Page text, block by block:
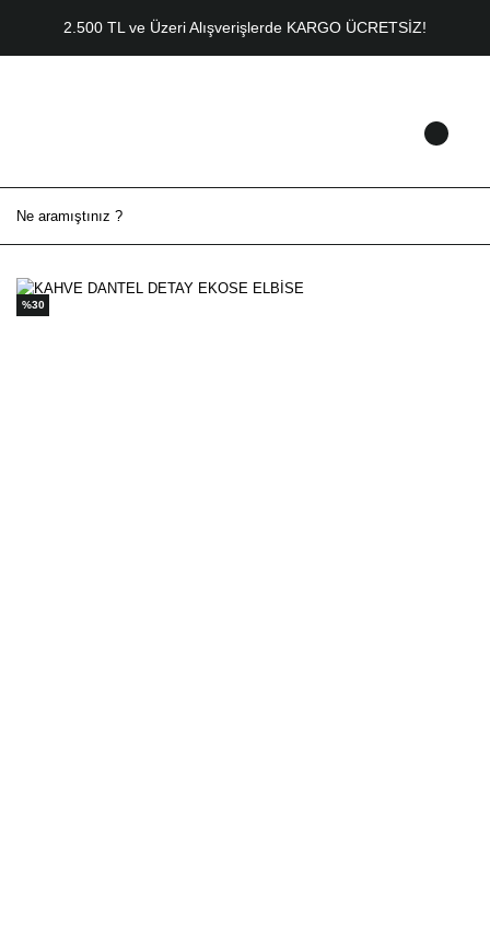
2.500 TL ve Üzeri Alışverişlerde KARGO ÜCRETSİZ!
%30